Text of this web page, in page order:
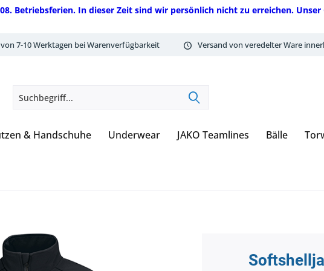
Betriebsferien. In dieser Zeit sind wir persönlich nicht zu erreichen.
7-10 Werktagen bei Warenverfügbarkeit Versand von veredelter Ware
& Handschuhe Underwear JAKO Teamlines Bälle